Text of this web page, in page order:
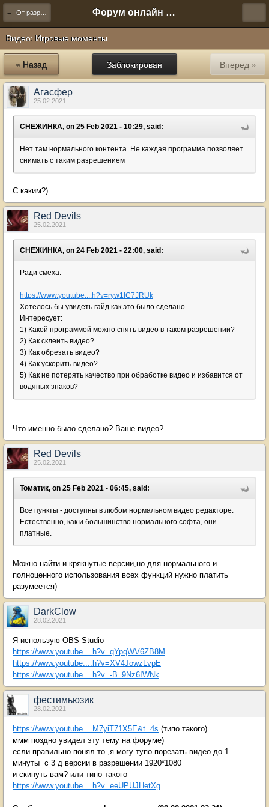
← От разработчиков Форум онлайн игры "Новая Эра" (Нюра Биз)
Видео: Игровые моменты
Заблокирован
« Назад Вперед »
Агасфер
25.02.2021
СНЕЖИНКА, on 25 Feb 2021 - 10:29, said:
Нет там нормального контента. Не каждая программа позволяет
снимать с таким разрешением
С каким?)
Red Devils
25.02.2021
СНЕЖИНКА, on 24 Feb 2021 - 22:00, said:
Ради смеха:
https://www.youtube....h?v=ryw1IC7JRUk
Хотелось бы увидеть гайд как это было сделано.
Интересует:
1) Какой программой можно снять видео в таком разрешении?
2) Как склеить видео?
3) Как обрезать видео?
4) Как ускорить видео?
5) Как не потерять качество при обработке видео и избавится от
водяных знаков?
Что именно было сделано? Ваше видео?
Red Devils
25.02.2021
Томатик, on 25 Feb 2021 - 06:45, said:
Все пункты - доступны в любом нормальном видео редакторе.
Естественно, как и большинство нормального софта, они
платные.
Можно найти и крякнутые версии,но для нормального и
полноценного использования всех функций нужно платить
разумеется)
DarkClow
28.02.2021
Я использую OBS Studio
https://www.youtube....h?v=qYpqWV6ZB8M
https://www.youtube....h?v=XV4JowzLvpE
https://www.youtube....h?v=-B_9Nz6IWNk
фестимьюзик
28.02.2021
https://www.youtube....M7yiT71X5E&t=4s (типо такого)
ммм поздно увидел эту тему на форуме)
если правильно понял то ,я могу тупо порезать видео до 1
минуты с 3 д версии в разрешении 1920*1080
и скинуть вам? или типо такого
https://www.youtube....h?v=eeUPUJHetXg